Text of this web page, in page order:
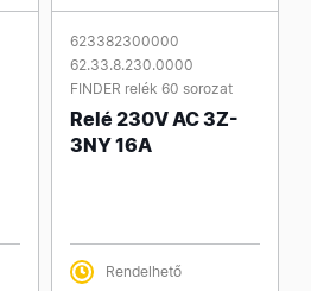
623382300000
62.33.8.230.0000
FINDER relék 60 sorozat
Relé 230V AC 3Z-
3NY 16A
Rendelhető